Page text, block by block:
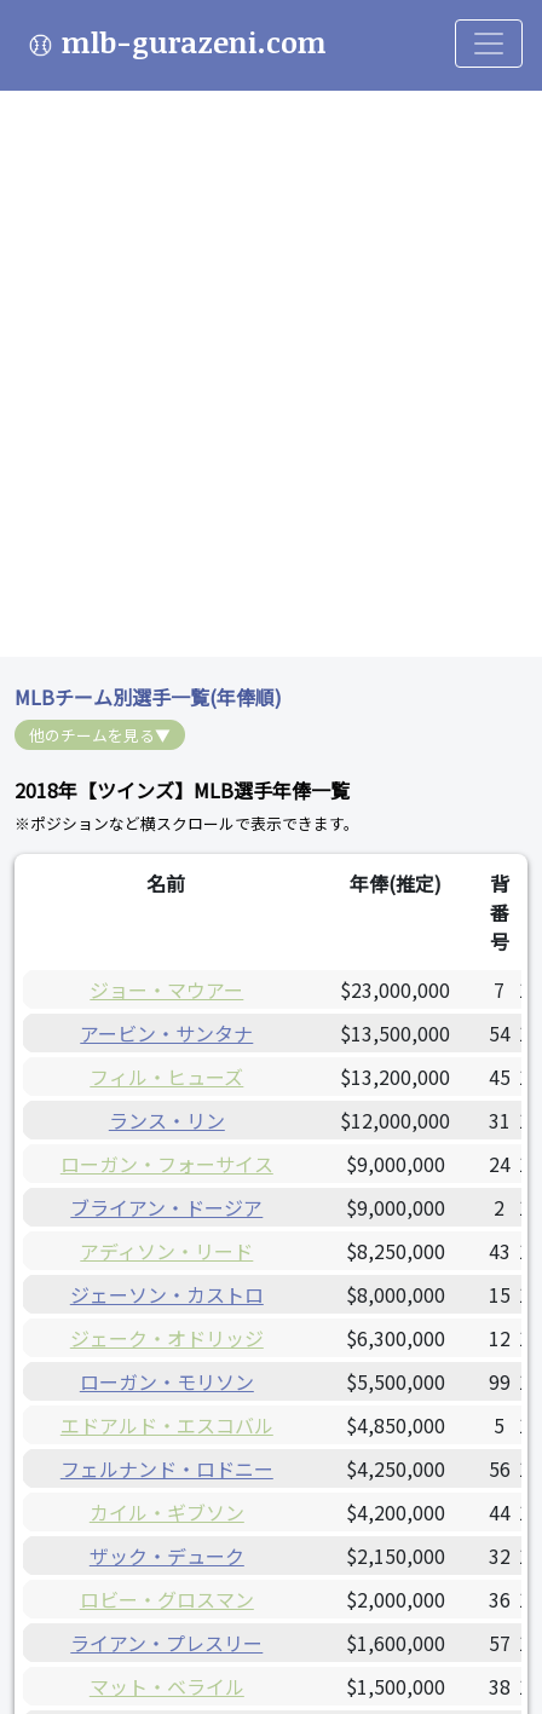
mlb-gurazeni.com
MLBチーム別選手一覧(年俸順)
他のチームを見る▼
2018年【ツインズ】MLB選手年俸一覧
※ポジションなど横スクロールで表示できます。
名前 年俸(推定)
背
番
号
ジョー・マウアー $23,000,000 7
アービン・サンタナ
$13,500,000 54
フィル・ヒューズ
$13,200,000 45
ランス・リン
$12,000,000 31
ローガン・フォーサイス
$9,000,000 24
ブライアン・ドージア
$9,000,000 2
アディソン・リード
$8,250,000 43
ジェーソン・カストロ
$8,000,000 15
ジェーク・オドリッジ
$6,300,000 12
ローガン・モリソン
$5,500,000 99
エドアルド・エスコバル
$4,850,000 5
フェルナンド・ロドニー
$4,250,000 56
カイル・ギブソン
$4,200,000 44
ザック・デューク
$2,150,000 32
ロビー・グロスマン
$2,000,000 36
ライアン・プレスリー
$1,600,000 57
マット・ベライル
$1,500,000 38